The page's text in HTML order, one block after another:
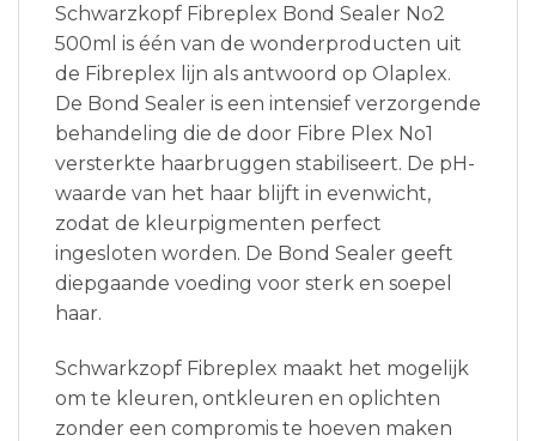
Schwarzkopf Fibreplex Bond Sealer No2
500ml is één van de wonderproducten uit
de Fibreplex lijn als antwoord op Olaplex.
De Bond Sealer is een intensief verzorgende
behandeling die de door Fibre Plex No1
versterkte haarbruggen stabiliseert. De pH-
waarde van het haar blijft in evenwicht,
zodat de kleurpigmenten perfect
ingesloten worden. De Bond Sealer geeft
diepgaande voeding voor sterk en soepel
haar.
Schwarkzopf Fibreplex maakt het mogelijk
om te kleuren, ontkleuren en oplichten
zonder een compromis te hoeven maken